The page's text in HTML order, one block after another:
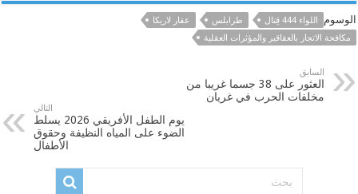
الوسوم اللواء 444 قِتال طرابلس
عقار لاريكا
مكافحة الاتجار بالعقاقير والمؤثرات العقلية
السابق
العثور على 38 جسما غريبا من
مخلفات الحرب في غريان
التالي
يوم الطفل الأفريقي 2026 يسلط
الضوء على المياه النظيفة وحقوق
الأطفال